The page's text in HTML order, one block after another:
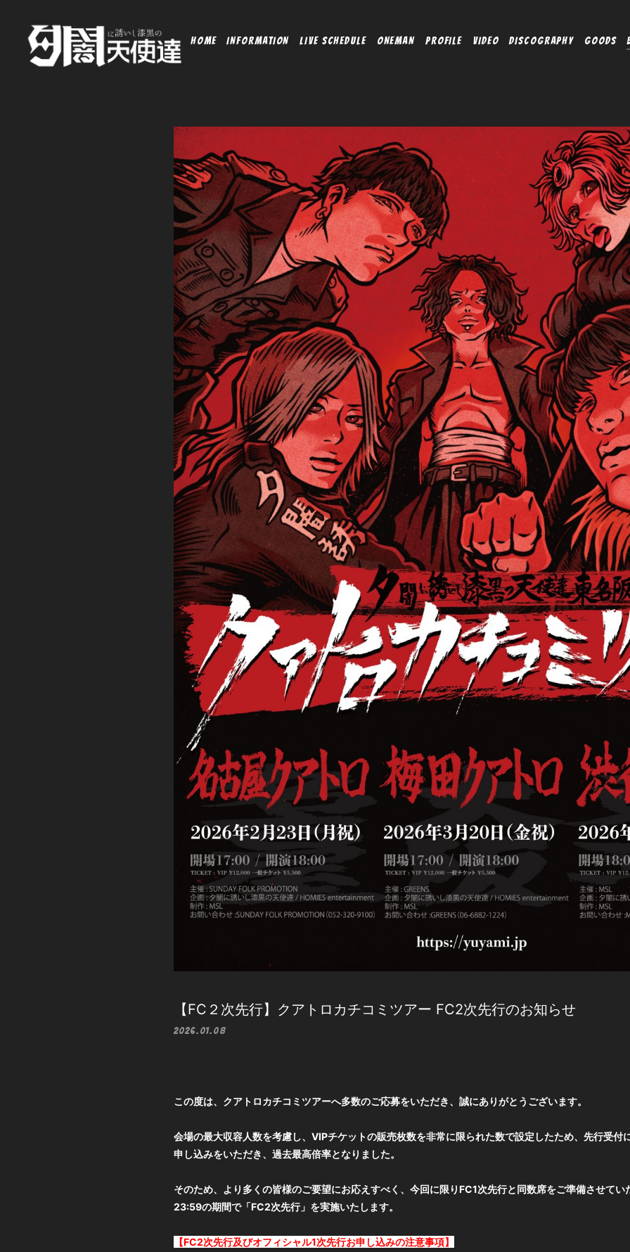
HOME INFORMATION LIVE SCHEDULE ONEMAN PROFILE VIDEO DISCOGRAPHY GOODS
【FC２次先行】クアトロカチコミツアー FC2次先行のお知らせ
2026.01.08
この度は、クアトロカチコミツアーへ多数のご応募をいただき、誠にありがとうございます。
会場の最大収容人数を考慮し、VIPチケットの販売枚数を非常に限られた数で設定したため、先行受付
申し込みをいただき、過去最高倍率となりました。
そのため、より多くの皆様のご要望にお応えすべく、今回に限りFC1次先行と同数席をご準備させて
23:59の期間で「FC2次先行」を実施いたします。
【FC2次先行及びオフィシャル1次先行お申し込みの注意事項】